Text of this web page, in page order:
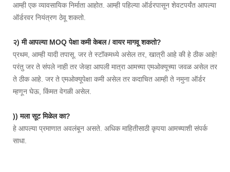
आम्ही एक व्यावसायिक निर्माता आहोत. आम्ही पहिल्या ऑर्डरपासून शेवटपर्यंत आपल्या
ऑर्डरवर नियंत्रण ठेवू शकतो.
२) मी आपल्या MOQ पेक्षा कमी केबल / वायर मागवू शकतो?
प्रथम, आम्ही यादी तपासू. जर ते स्टॉकमध्ये असेल तर, खात्री आहे की हे ठीक आहे!
परंतु जर ते संपले नाही तर जेव्हा आपली मात्रा आमच्या एमओक्यूच्या जवळ असेल तर
ते ठीक आहे. जर ते एमओक्यूपेक्षा कमी असेल तर कदाचित आम्ही ते नमुना ऑर्डर
म्हणून घेऊ, किंमत वेगळी असेल.
)) मला सूट मिळेल का?
हे आपल्या प्रमाणात अवलंबून असते. अधिक माहितीसाठी कृपया आमच्याशी संपर्क
साधा.